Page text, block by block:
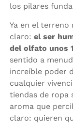
los pilares
Ya en el
claro: el ser
del olfato unos
sentido a
increíble poder
cualquier
tiendas de ropa
aroma que
claro: quieren